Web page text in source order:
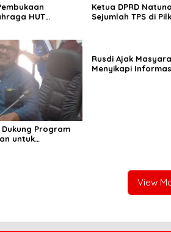
HUT
Ketua DPRD
Sejumlah TPS di
Dukung Program
untuk
Rusdi Ajak
Menyikapi
View